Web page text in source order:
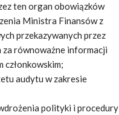
ten organ obowiązków
Ministra Finansów z
przekazywanych przez
równoważne informacji
członkowskim;
audytu w zakresie
polityki i procedury